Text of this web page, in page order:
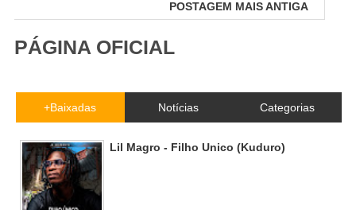
POSTAGEM MAIS ANTIGA
PÁGINA OFICIAL
+Baixadas Notícias Categorias
Lil Magro - Filho Unico (Kuduro)